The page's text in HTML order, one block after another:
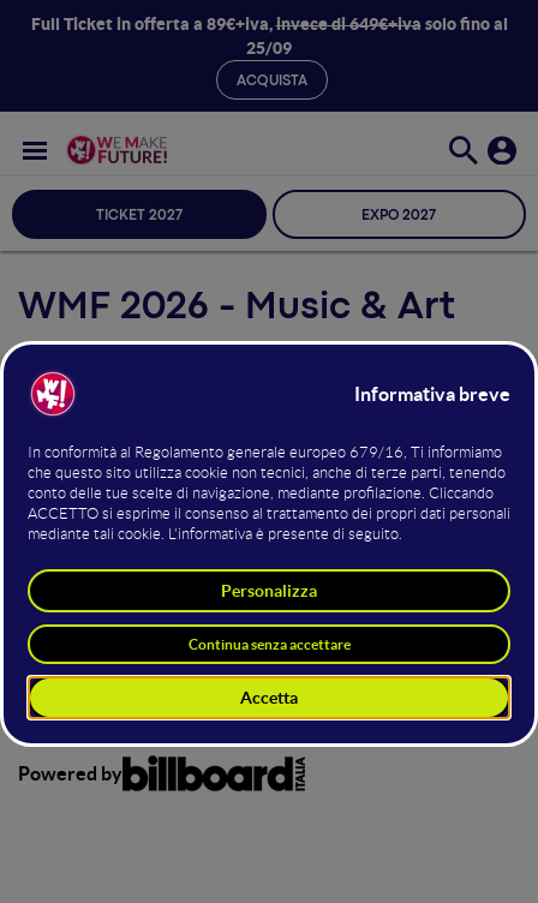
Full Ticket in offerta a 89€+iva,invece di 649€+ivasolo fino al
25/09
ACQUISTA
TICKET 2027 EXPO 2027
WMF 2026 - Music & Art
Seleziona Sala
Music & Art
Lo stage dedicato al futuro della musica e dell’arte, con focus
su AI, creatività e innovazioni nei festival e nelle performance
live.
Qui troverai approfondimenti su strumenti AI per musica,
promozione artisti e gestione degli eventi, insieme a spunti
per esplorare nuove forme artistiche.
Powered by